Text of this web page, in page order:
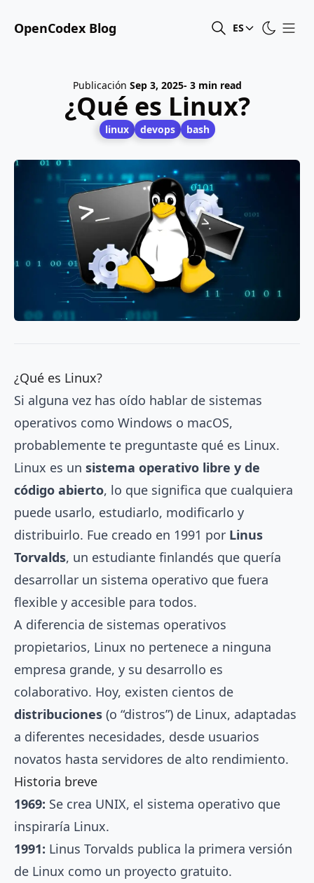
OpenCodex Blog ES
Publicación Sep 3, 2025- 3 min read
¿Qué es Linux?
linux devops bash
¿Qué es Linux?
Si alguna vez has oído hablar de sistemas
operativos como Windows o macOS,
probablemente te preguntaste qué es Linux.
Linux es un sistema operativo libre y de
código abierto, lo que significa que cualquiera
puede usarlo, estudiarlo, modificarlo y
distribuirlo. Fue creado en 1991 por Linus
Torvalds, un estudiante finlandés que quería
desarrollar un sistema operativo que fuera
flexible y accesible para todos.
A diferencia de sistemas operativos
propietarios, Linux no pertenece a ninguna
empresa grande, y su desarrollo es
colaborativo. Hoy, existen cientos de
distribuciones (o “distros”) de Linux, adaptadas
a diferentes necesidades, desde usuarios
novatos hasta servidores de alto rendimiento.
Historia breve
1969: Se crea UNIX, el sistema operativo que
inspiraría Linux.
1991: Linus Torvalds publica la primera versión
de Linux como un proyecto gratuito.